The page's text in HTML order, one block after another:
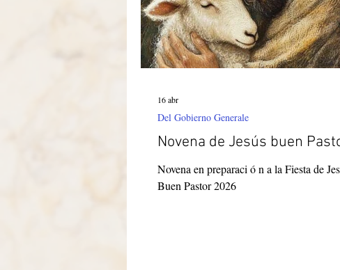
Novena de Jesús buen
Novena en preparaci ó n a la Fiesta de Jesús
Buen Pastor 2026
Del Gobierno Generale
16 abr